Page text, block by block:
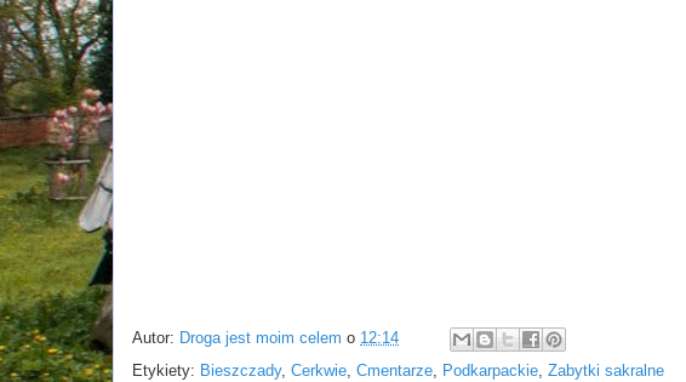
Autor: Droga jest moim celem o 12:14
Etykiety: Bieszczady, Cerkwie, Cmentarze, Podkarpackie, Zabytki sakralne